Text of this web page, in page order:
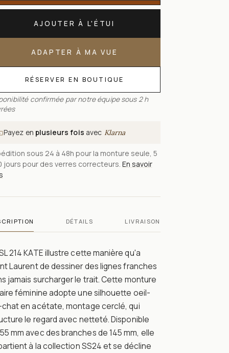
AJOUTER À L'ÉTUI
ADAPTER À MA VUE
RÉSERVER EN BOUTIQUE
confirmée par notre équipe sous 2 h
Payez en plusieurs fois avec Klarna
sous 24 à 48h pour la monture seule, 5
jours pour des verres correcteurs. En savoir
DÉTAILS LIVRAISON
214 KATE illustre cette manière qu'a
Laurent de dessiner des lignes franches
jamais surcharger le trait. Cette monture
féminine adopte une silhouette oeil-
en acétate, montage cerclé, qui
le regard avec netteté. Disponible
mm avec des branches de 145 mm, elle
à la collection SS24 et se décline